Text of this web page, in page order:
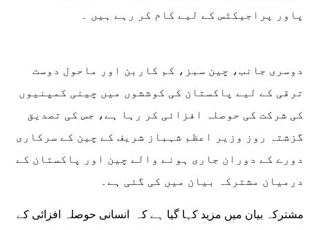
پاور پراجیکٹس کے لیے کام کر رہے ہیں ۔
دوسری جانب، چین سبز، کم کاربن اور ماحول دوست
ترقی کے لیے پاکستان کی کوششوں میں چینی کمپنیوں
کی شرکت کی حوصلہ افزائی کر رہا ہے، جس کی تصدیق
گزشتہ روز وزیر اعظم شہباز شریف کے چین کے سرکاری
دورے کے دوران جاری ہونے والے چین اور پاکستان کے
درمیان مشترکہ بیان میں کی گئی ہے۔
مشترکہ بیان میں مزید کہا گیا ہے کہ انسانی حوصلہ افزائی کے